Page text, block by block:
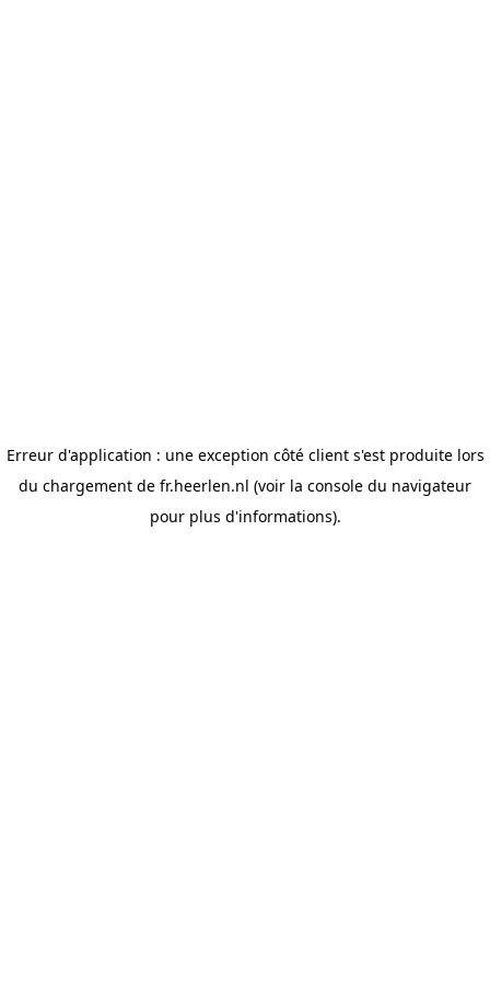
Erreur d'application : une exception côté client s'est produite lors
du chargement de fr.heerlen.nl (voir la console du navigateur
pour plus d'informations).